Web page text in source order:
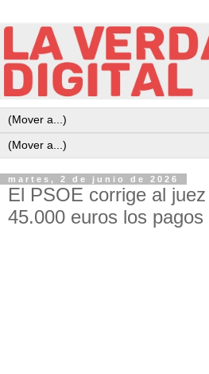
martes, 2 de junio de 2026
El PSOE corrige al
45.000 euros los